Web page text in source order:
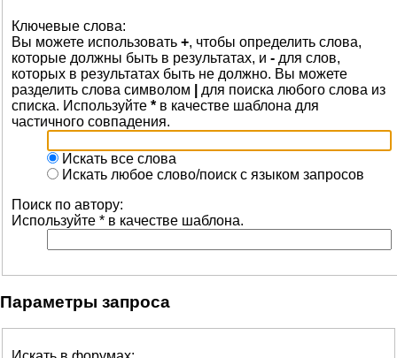
Ключевые слова:
Вы можете использовать +, чтобы определить слова,
которые должны быть в результатах, и - для слов,
которых в результатах быть не должно. Вы можете
разделить слова символом
для поиска любого слова из
списка. Используйте * в качестве шаблона для
частичного совпадения.
Искать все слова
Искать любое слово/поиск с языком запросов
Поиск по автору:
Используйте * в качестве шаблона.
Параметры запроса